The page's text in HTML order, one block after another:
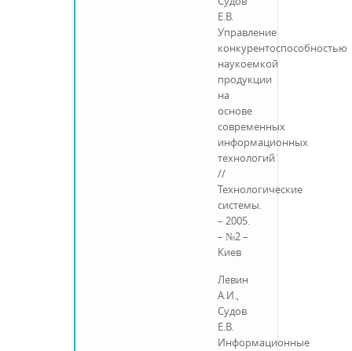
Е.В.
Управление
конкурентоспособностью
наукоемкой
продукции
на
основе
современных
информационных
технологий
//
Технологические
системы.
– 2005.
– №2 –
Киев
Левин
А.И.,
Судов
Е.В.
Информационные